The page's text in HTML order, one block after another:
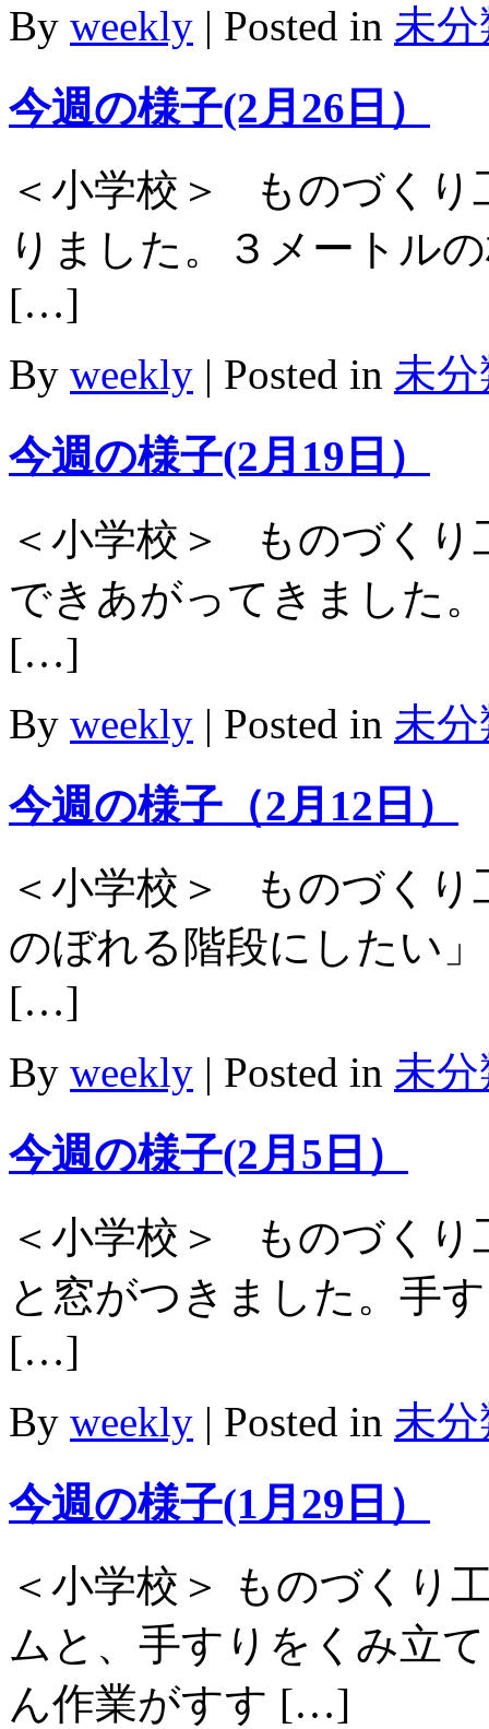
By weekly | Posted in 未
今週の様子(2月26日）
＜小学校＞ ものづくり
りました。３メートル
[…]
By weekly | Posted in 未
今週の様子(2月19日）
＜小学校＞ ものづくり
できあがってきました
[…]
By weekly | Posted in 未
今週の様子（2月12日）
＜小学校＞ ものづくり
のぼれる階段にしたい
[…]
By weekly | Posted in 未
今週の様子(2月5日）
＜小学校＞ ものづくり
と窓がつきました。手
[…]
By weekly | Posted in 未
今週の様子(1月29日）
＜小学校＞ ものづくり
ムと、手すりをくみ立
ん作業がすす […]